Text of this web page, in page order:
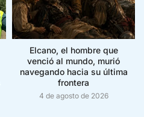
Elcano, el hombre que
venció al mundo, murió
navegando hacia su última
frontera
4 de agosto de 2026